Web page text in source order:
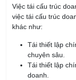
Việc tái cấu trúc
việc tái cấu trúc
khác như:
Tái thiết lập
chuyên sâu.
Tái thiết lập
doanh.